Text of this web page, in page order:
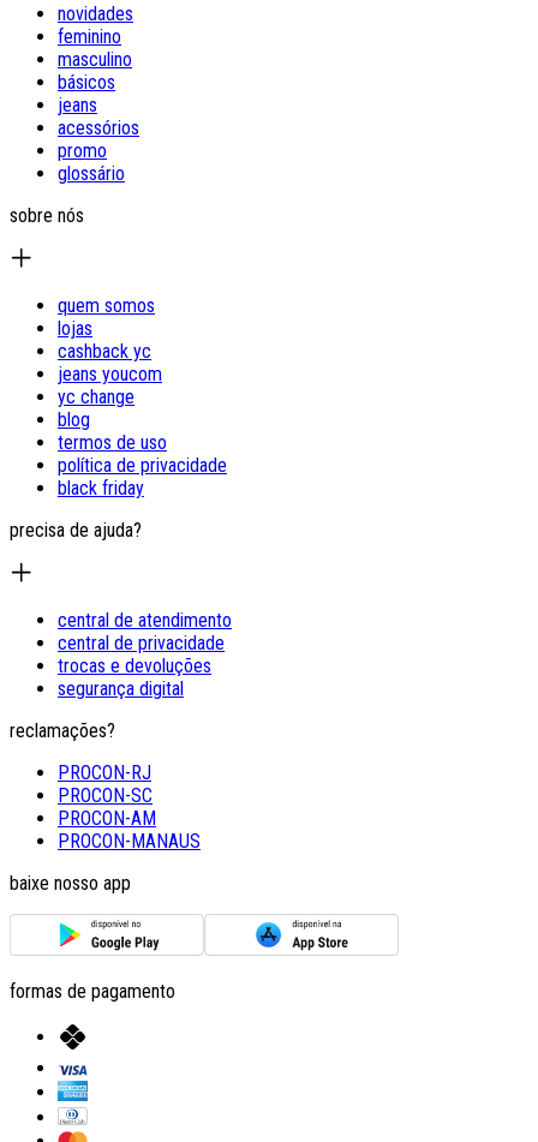
novidades
feminino
masculino
básicos
jeans
acessórios
promo
glossário
sobre nós
quem somos
lojas
cashback yc
jeans youcom
yc change
blog
termos de uso
política de privacidade
black friday
precisa de ajuda?
central de atendimento
central de privacidade
trocas e devoluções
segurança digital
reclamações?
PROCON-RJ
PROCON-SC
PROCON-AM
PROCON-MANAUS
baixe nosso app
formas de pagamento